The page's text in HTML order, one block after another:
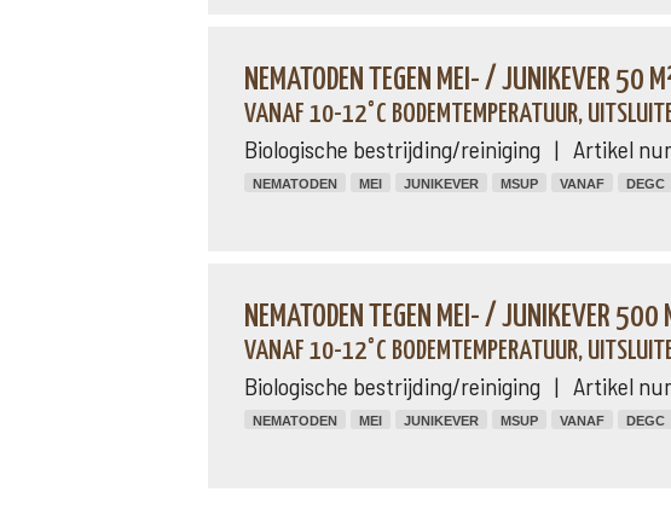
NEMATODEN TEGEN MEI- / JUNIKEVER 50
VANAF 10-12°C BODEMTEMPERATUUR,
Biologische bestrijding/reiniging | Artikel
NEMATODEN MEI JUNIKEVER MSUP VANAF DEGC
NEMATODEN TEGEN MEI- / JUNIKEVER 500
VANAF 10-12°C BODEMTEMPERATUUR,
Biologische bestrijding/reiniging | Artikel
NEMATODEN MEI JUNIKEVER MSUP VANAF DEGC